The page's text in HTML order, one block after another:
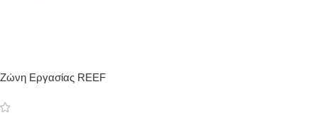
Ζώνη Εργασίας REEF